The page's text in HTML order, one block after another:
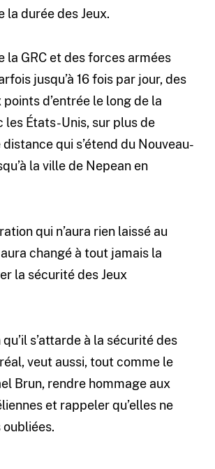
la durée des Jeux.
la GRC et des forces armées
jusqu’à 16 fois par jour, des
d’entrée le long de la
les États-Unis, sur plus de
qui s’étend du Nouveau-
la ville de Nepean en
qui n’aura rien laissé au
changé à tout jamais la
la sécurité des Jeux
s’attarde à la sécurité des
veut aussi, tout comme le
Brun, rendre hommage aux
et rappeler qu’elles ne